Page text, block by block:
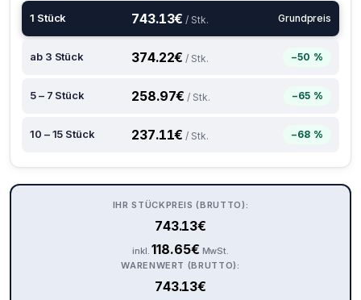
1 Stück 743.13€ / Stk. Grundpreis
ab 3 Stück 374.22€ / Stk. −50 %
5 – 7 Stück 258.97€ / Stk. −65 %
10 – 15 Stück 237.11€ / Stk. −68 %
IHR STÜCKPREIS (BRUTTO):
743.13€
inkl.118.65€ MwSt.
WARENWERT (BRUTTO):
743.13€